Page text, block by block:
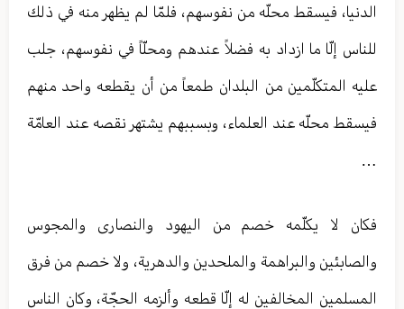
الدنيا، فيسقط محلّه من نفوسهم، فلمّا لم يظهر منه في ذلك
للناس إلّا ما ازداد به فضلاً عندهم ومحلّاً في نفوسهم، جلب
عليه المتكلّمين من البلدان طمعاً من أن يقطعه واحد منهم
فيسقط محلّه عند العلماء، وبسببهم يشتهر نقصه عند العامّة
…
فكان لا يكلّمه خصم من اليهود والنصارى والمجوس
والصابئين والبراهمة والملحدين والدهرية، ولا خصم من فرق
المسلمين المخالفين له إلّا قطعه وألزمه الحجّة، وكان الناس